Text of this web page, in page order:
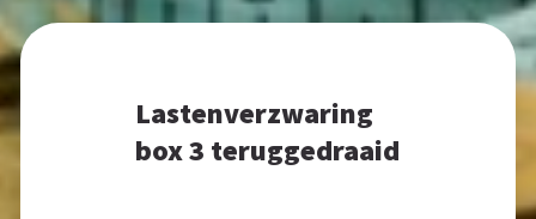
Lastenverzwaring
box 3 teruggedraaid